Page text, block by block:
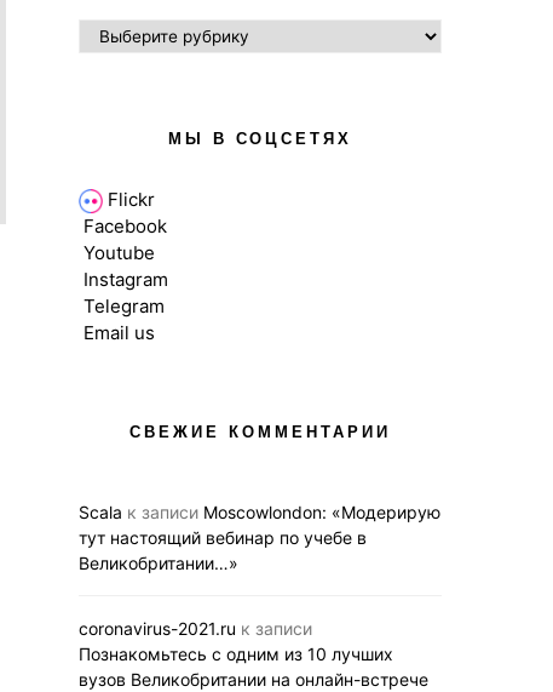
Познакомьтесь с одним из
Великобритании
на онлайн-встрече
29.10.2020 BUSINESS LINK
выставка
РУБРИКИ
МЫ В СОЦСЕТЯХ
Flickr
Facebook
Youtube
Instagram
Telegram
Email us
СВЕЖИЕ КОММЕНТАРИИ
Scala к записи Moscowlondon: «Модерирую
тут настоящий вебинар по учебе в
Великобритании…»
coronavirus-2021.ru к записи
Познакомьтесь с одним из 10 лучших
вузов Великобритании на онлайн-встрече